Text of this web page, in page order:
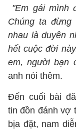
"Em gái mình
Chúng ta
nhau là duyên
hết cuộc đời
em, người bạn
anh nói thêm.
Đến cuối bài
tin đồn đánh vợ
bịa đặt, nam